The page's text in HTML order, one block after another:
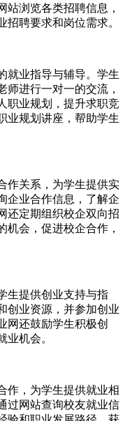
站浏览各类招聘信息，
聘要求和岗位需求。
就业指导与辅导。学生
师进行一对一的交流，
职业规划，提升求职竞
业规划讲座，帮助学生
作关系，为学生提供实
企业合作信息，了解企
还定期组织校企双向招
机会，促进校企合作，
生提供创业支持与指
创业资源，并参加创业
网还鼓励学生积极创
业机会。
作，为学生提供就业相
过网站查询校友就业信